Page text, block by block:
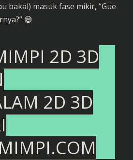
bakal) masuk fase mikir, “Gue
😅
2D 3D
2D 3D